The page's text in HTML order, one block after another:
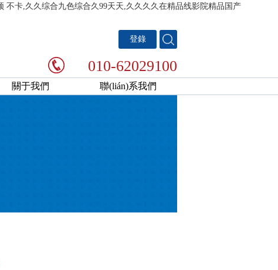
卡,久久综合九色综合久99天天,久久久久在精品线影院精品国产
登錄
010-62029100
關于我們 聯(lián)系我們